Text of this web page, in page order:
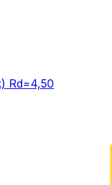
Rd=4,50